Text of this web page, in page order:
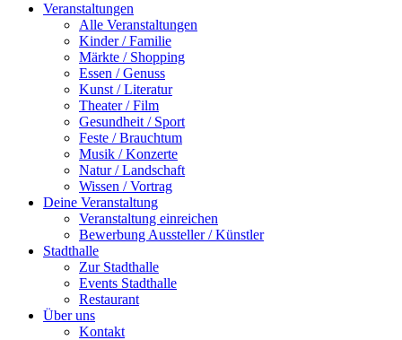
Veranstaltungen
Alle Veranstaltungen
Kinder / Familie
Märkte / Shopping
Essen / Genuss
Kunst / Literatur
Theater / Film
Gesundheit / Sport
Feste / Brauchtum
Musik / Konzerte
Natur / Landschaft
Wissen / Vortrag
Deine Veranstaltung
Veranstaltung einreichen
Bewerbung Aussteller / Künstler
Stadthalle
Zur Stadthalle
Events Stadthalle
Restaurant
Über uns
Kontakt